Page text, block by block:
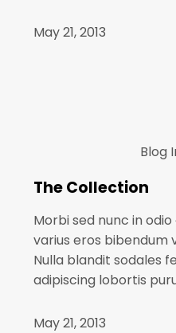
May 21, 2013
Blog
The Collection
Morbi sed nunc in
varius eros bibendum
Nulla blandit sodales
adipiscing lobortis
May 21, 2013